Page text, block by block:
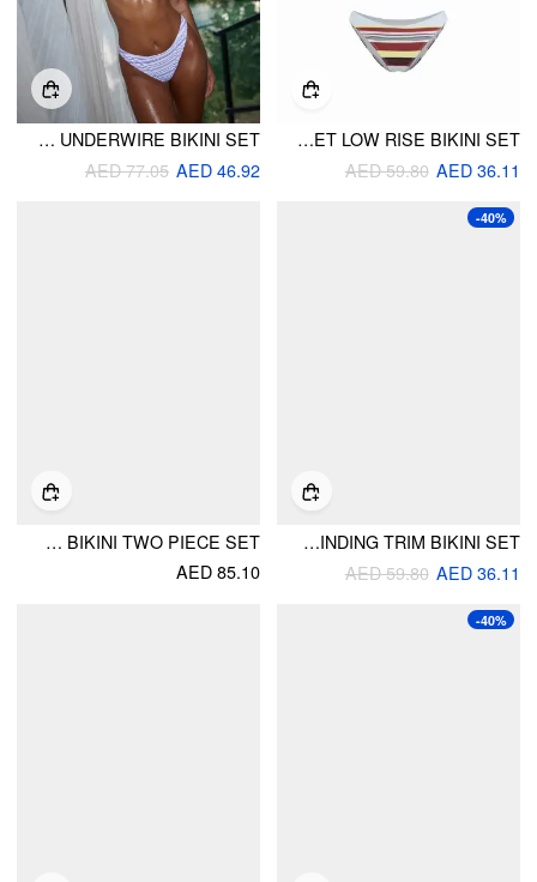
HALTER NECKLINE STRIPED TWIST BRACELET LOW RISE BIKINI SET
AED 36.11
AED 59.80
SWEETHEART STRIPED UNDERWIRE BIKINI SET
AED 46.92
AED 77.05
-40%
HALTER NECKLINE GINGHAM BINDING TRIM BIKINI SET
AED 36.11
AED 59.80
HALTER COLORFUL STRIPE TIE SIDE BIKINI TWO PIECE SET
AED 85.10
-40%